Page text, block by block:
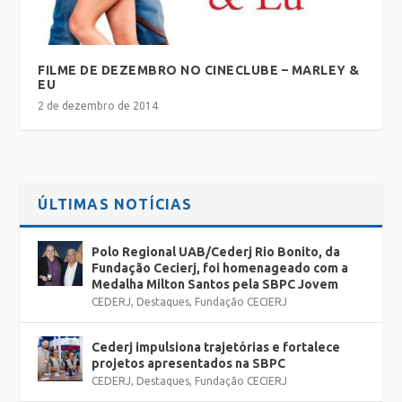
FILME DE DEZEMBRO NO CINECLUBE – MARLEY &
EU
2 de dezembro de 2014
ÚLTIMAS NOTÍCIAS
Polo Regional UAB/Cederj Rio Bonito, da
Fundação Cecierj, foi homenageado com a
Medalha Milton Santos pela SBPC Jovem
CEDERJ, Destaques, Fundação CECIERJ
Cederj impulsiona trajetórias e fortalece
projetos apresentados na SBPC
CEDERJ, Destaques, Fundação CECIERJ